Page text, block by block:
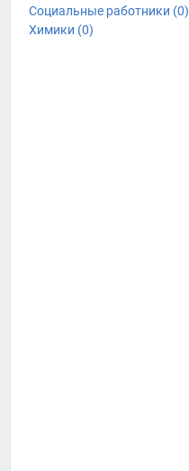
Социальные работники (0)
Химики (0)